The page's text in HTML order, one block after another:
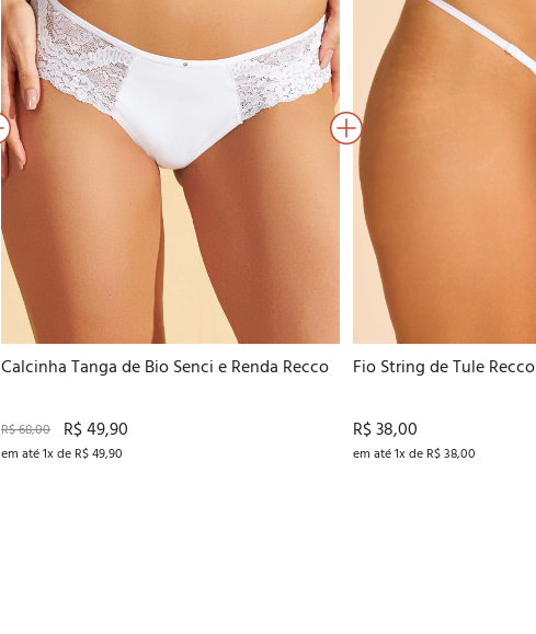
Calcinha Tanga de Bio Senci e Renda Recco
R$ 68,00 R$ 49,90
em até 1x de R$ 49,90
Fio String de Tule Recco
R$ 38,00
em até 1x de R$ 38,00